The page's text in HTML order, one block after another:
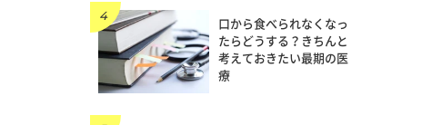
口から食べられなくなっ
たらどうする？きちんと
考えておきたい最期の医
療